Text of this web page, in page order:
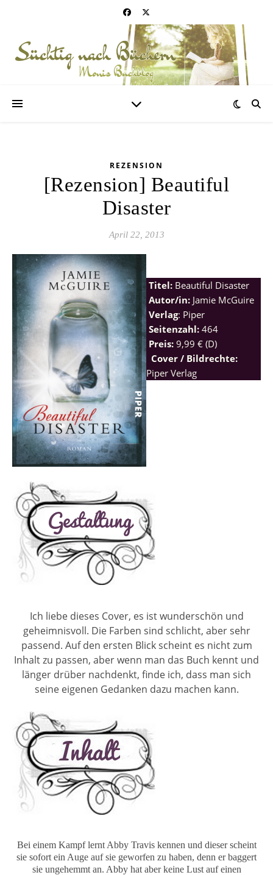
REZENSION
[Rezension] Beautiful
Disaster
April 22, 2013
Titel: Beautiful Disaster
Autor/in: Jamie McGuire
Verlag: Piper
Seitenzahl: 464
Preis: 9,99 € (D)
Cover / Bildrechte:
Piper Verlag
Ich liebe dieses Cover, es ist wunderschön und
geheimnisvoll. Die Farben sind schlicht, aber sehr
passend. Auf den ersten Blick scheint es nicht zum
Inhalt zu passen, aber wenn man das Buch kennt und
länger drüber nachdenkt, finde ich, dass man sich
seine eigenen Gedanken dazu machen kann.
Bei einem Kampf lernt Abby Travis kennen und dieser scheint
sie sofort ein Auge auf sie geworfen zu haben, denn er baggert
sie ungehemmt an. Abby hat aber keine Lust auf einen